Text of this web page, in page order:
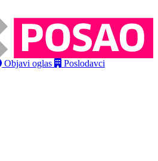
Objavi oglas Poslodavci